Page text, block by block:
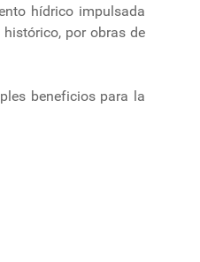
hídrico impulsada
por obras de
beneficios para la